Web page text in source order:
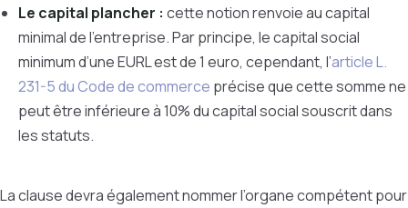
Le capital plancher : cette notion renvoie au capital
minimal de l’entreprise. Par principe, le capital social
minimum d’une EURL est de 1 euro, cependant, l’article L.
231-5 du Code de commerce précise que cette somme ne
peut être inférieure à 10% du capital social souscrit dans
les statuts.
La clause devra également nommer l’organe compétent pour